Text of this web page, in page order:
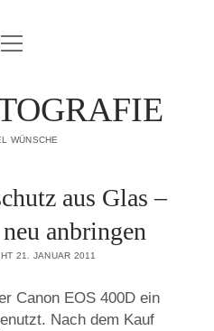
Menü
öffnen
WÜNSCHE
aus Glas –
anbringen
21. JANUAR 2011
Canon EOS 400D ein
Nach dem Kauf